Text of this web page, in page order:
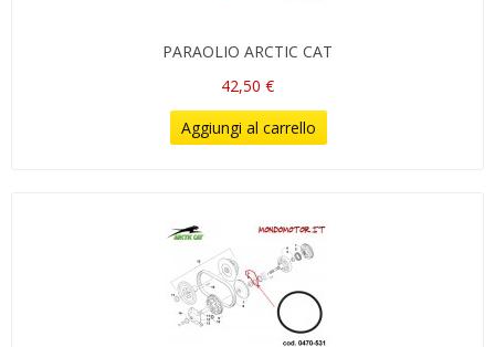
PARAOLIO ARCTIC CAT
42,50 €
Aggiungi al carrello